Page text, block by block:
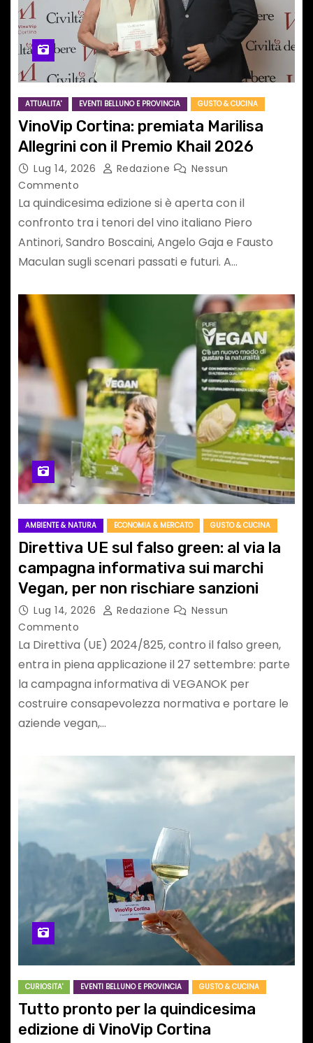
ATTUALITA' EVENTI BELLUNO E PROVINCIA GUSTO & CUCINA
VinoVip Cortina: premiata Marilisa
Allegrini con il Premio Khail 2026
Lug 14, 2026 Redazione
Nessun
Commento
La quindicesima edizione si è aperta con il
confronto tra i tenori del vino italiano Piero
Antinori, Sandro Boscaini, Angelo Gaja e Fausto
Maculan sugli scenari passati e futuri. A…
AMBIENTE & NATURA ECONOMIA & MERCATO GUSTO & CUCINA
Direttiva UE sul falso green: al via la
campagna informativa sui marchi
Vegan, per non rischiare sanzioni
Lug 14, 2026 Redazione
Nessun
Commento
La Direttiva (UE) 2024/825, contro il falso green,
entra in piena applicazione il 27 settembre: parte
la campagna informativa di VEGANOK per
costruire consapevolezza normativa e portare le
aziende vegan,…
CURIOSITA' EVENTI BELLUNO E PROVINCIA GUSTO & CUCINA
Tutto pronto per la quindicesima
edizione di VinoVip Cortina